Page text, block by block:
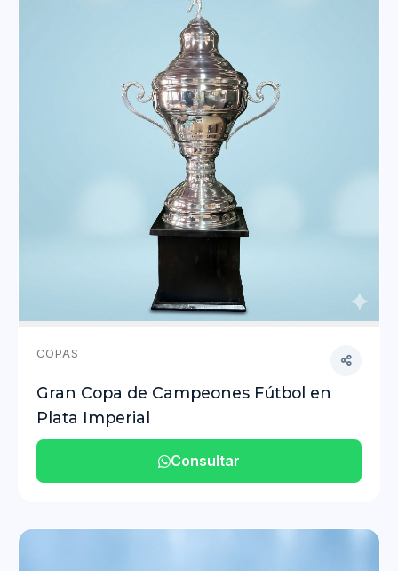
COPAS
Gran Copa de Campeones Fútbol en
Plata Imperial
Consultar